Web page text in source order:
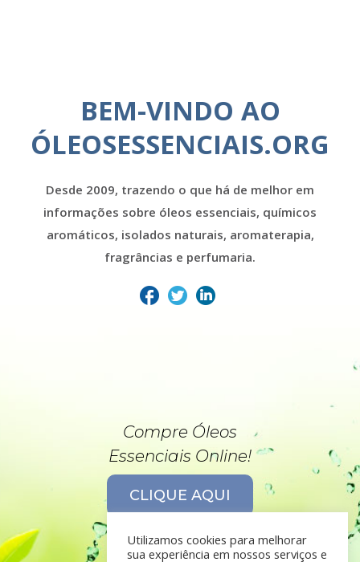
BEM-VINDO AO
ÓLEOSESSENCIAIS.ORG
Desde 2009, trazendo o que há de melhor em
informações sobre óleos essenciais, químicos
aromáticos, isolados naturais, aromaterapia,
fragrâncias e perfumaria.
Compre Óleos
Essenciais Online!
CLIQUE AQUI
Utilizamos cookies para melhorar
sua experiência em nossos serviços e